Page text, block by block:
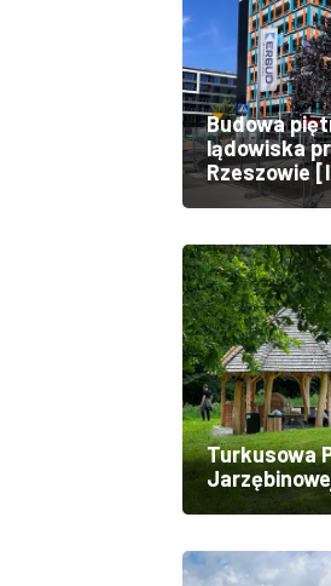
Budowa
lądowiska
Rzeszowie
Turkusowa